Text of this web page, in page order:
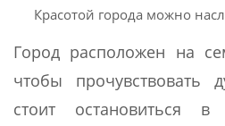
Красотой города можно
Город расположен на
чтобы прочувствовать
стоит остановиться